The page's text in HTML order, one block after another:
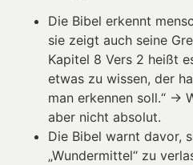
Die Bibel erkennt
sie zeigt auch seine
Kapitel 8 Vers 2 heißt
etwas zu wissen, der
man erkennen soll.“ →
aber nicht absolut.
Die Bibel warnt davor,
„Wundermittel“ zu